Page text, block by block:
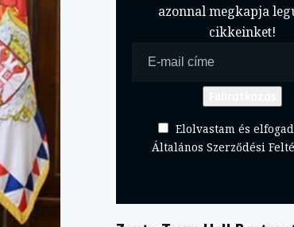
azonnal megkapja
cikkeinket!
Elolvastam és
Általános Szerződési